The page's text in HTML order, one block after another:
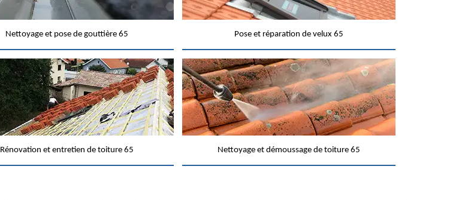
Nettoyage et pose de gouttière 65 Pose et réparation de velux 65
Rénovation et entretien de toiture 65 Nettoyage et démoussage de toiture 65